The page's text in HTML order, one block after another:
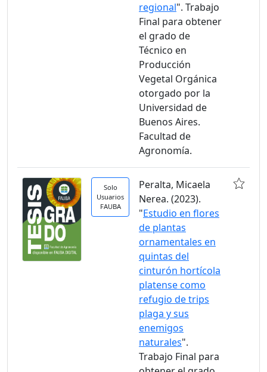
regional". Trabajo
Final para obtener
el grado de
Técnico en
Producción
Vegetal Orgánica
otorgado por la
Universidad de
Buenos Aires.
Facultad de
Agronomía.
Solo
Usuarios
FAUBA
Peralta, Micaela
Nerea. (2023).
"Estudio en flores
de plantas
ornamentales en
quintas del
cinturón hortícola
platense como
refugio de trips
plaga y sus
enemigos
naturales".
Trabajo Final para